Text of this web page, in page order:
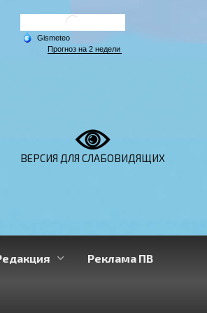
ВЕРСИЯ ДЛЯ СЛАБОВИДЯЩИХ
Реклама ПВ